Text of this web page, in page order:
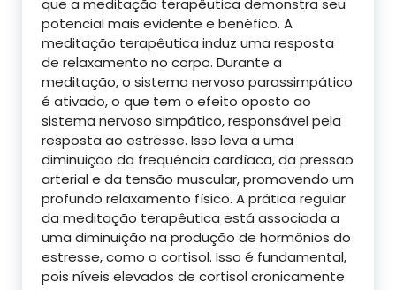
que a meditação terapêutica demonstra seu
potencial mais evidente e benéfico. A
meditação terapêutica induz uma resposta
de relaxamento no corpo. Durante a
meditação, o sistema nervoso parassimpático
é ativado, o que tem o efeito oposto ao
sistema nervoso simpático, responsável pela
resposta ao estresse. Isso leva a uma
diminuição da frequência cardíaca, da pressão
arterial e da tensão muscular, promovendo um
profundo relaxamento físico. A prática regular
da meditação terapêutica está associada a
uma diminuição na produção de hormônios do
estresse, como o cortisol. Isso é fundamental,
pois níveis elevados de cortisol cronicamente